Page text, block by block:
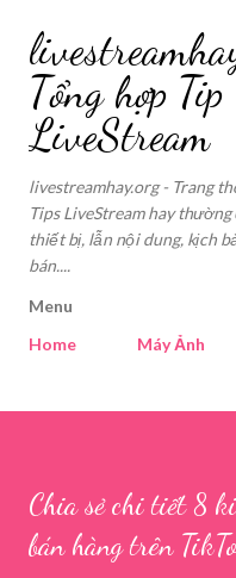
Skip
Tổng hợp Tip
LiveStream
livestreamhay.org - Trang
Tips LiveStream hay
thiết bị, lẫn nội dung, kịch
bán....
Menu
Home
Máy Ảnh
Chia sẻ chi tiết 8
bán hàng trên